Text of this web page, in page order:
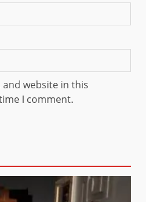
and website in this
I comment.